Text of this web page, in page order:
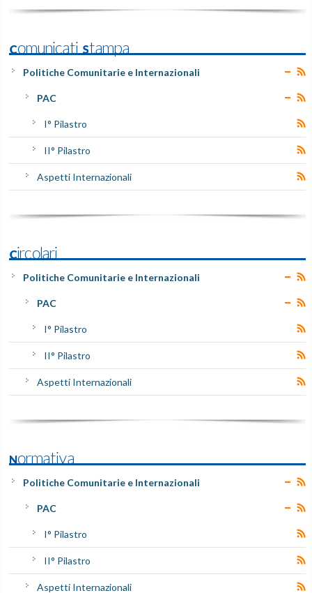
Comunicati Stampa
Politiche Comunitarie e Internazionali
PAC
I° Pilastro
II° Pilastro
Aspetti Internazionali
Circolari
Politiche Comunitarie e Internazionali
PAC
I° Pilastro
II° Pilastro
Aspetti Internazionali
Normativa
Politiche Comunitarie e Internazionali
PAC
I° Pilastro
II° Pilastro
Aspetti Internazionali